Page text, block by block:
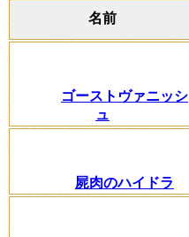
名前
ゴーストヴァニッシ
ュ
屍肉のハイドラ